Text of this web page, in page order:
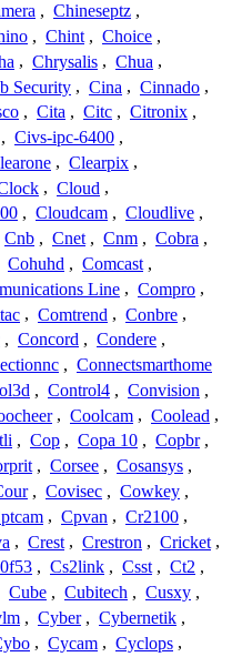
, Chineseptz ,
, Chint , Choice ,
, Chrysalis , Chua ,
Security , Cina , Cinnado ,
, Cita , Citc , Citronix ,
, Civs-ipc-6400 ,
, Clearpix ,
, Cloud ,
, Cloudcam , Cloudlive ,
Cnb , Cnet , Cnm , Cobra ,
Cohuhd , Comcast ,
Line , Compro ,
, Comtrend , Conbre ,
, Concord , Condere ,
, Connectsmarthome
, Control4 , Convision ,
, Coolcam , Coolead ,
, Cop , Copa 10 , Copbr ,
, Corsee , Cosansys ,
, Covisec , Cowkey ,
, Cpvan , Cr2100 ,
, Crest , Crestron , Cricket ,
, Cs2link , Csst , Ct2 ,
Cube , Cubitech , Cusxy ,
, Cyber , Cybernetik ,
, Cycam , Cyclops ,